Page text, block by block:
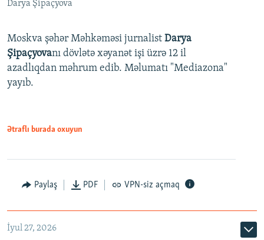
Darya Şipaçyova
Moskva şəhər Məhkəməsi jurnalist Darya
Şipaçyovanı dövlətə xəyanət işi üzrə 12 il
azadlıqdan məhrum edib. Məlumatı "Mediazona"
yayıb.
Ətraflı burada oxuyun
Paylaş PDF VPN-siz açmaq
İyul 27, 2026